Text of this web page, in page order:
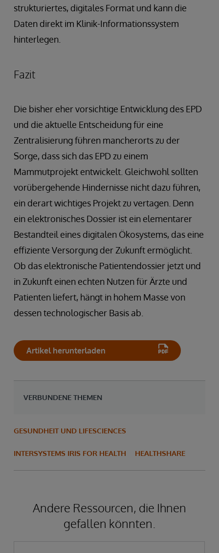
strukturiertes, digitales Format und kann die
Daten direkt im Klinik-Informationssystem
hinterlegen.
Fazit
Die bisher eher vorsichtige Entwicklung des EPD
und die aktuelle Entscheidung für eine
Zentralisierung führen mancherorts zu der
Sorge, dass sich das EPD zu einem
Mammutprojekt entwickelt. Gleichwohl sollten
vorübergehende Hindernisse nicht dazu führen,
ein derart wichtiges Projekt zu vertagen. Denn
ein elektronisches Dossier ist ein elementarer
Bestandteil eines digitalen Ökosystems, das eine
effiziente Versorgung der Zukunft ermöglicht.
Ob das elektronische Patientendossier jetzt und
in Zukunft einen echten Nutzen für Ärzte und
Patienten liefert, hängt in hohem Masse von
dessen technologischer Basis ab.
Artikel herunterladen
VERBUNDENE THEMEN
GESUNDHEIT UND LIFESCIENCES
INTERSYSTEMS IRIS FOR HEALTH HEALTHSHARE
Andere Ressourcen, die Ihnen
gefallen könnten.